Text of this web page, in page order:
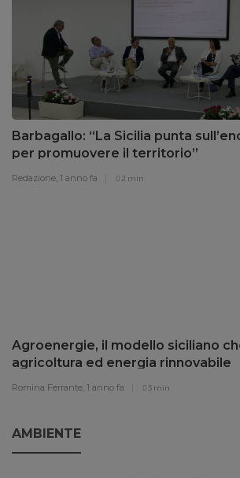
Barbagallo: “La Sicilia punta
per promuovere il territorio”
Redazione, 1 anno fa 2 min
Agroenergie, il modello siciliano
agricoltura ed energia rinnovabile
Romina Ferrante, 1 anno fa 3 min
AMBIENTE